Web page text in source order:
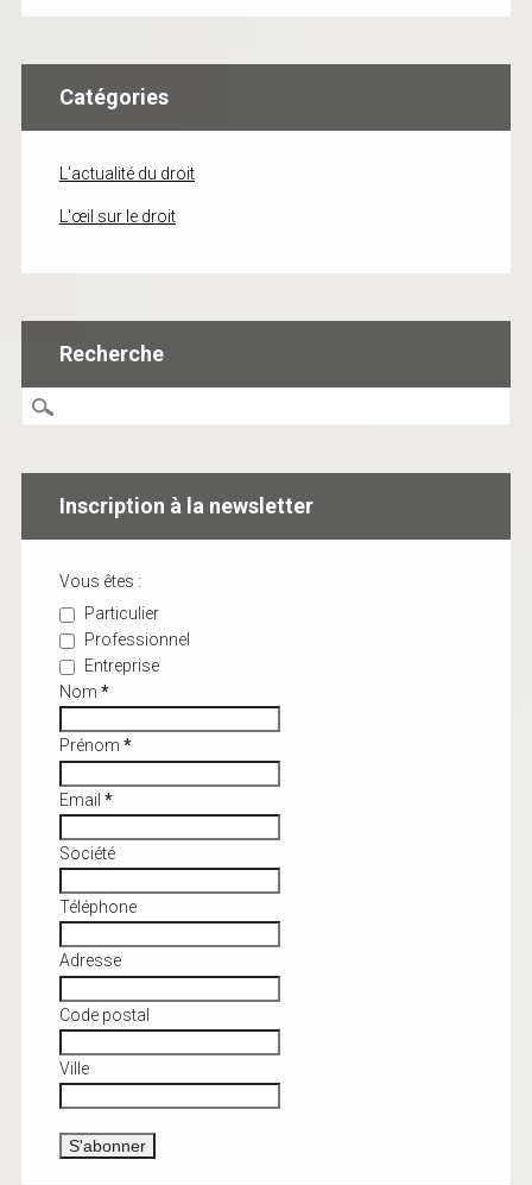
Catégories
L'actualité du droit
L'œil sur le droit
Recherche
Inscription à la newsletter
Vous êtes :
Particulier
Professionnel
Entreprise
Nom *
Prénom *
Email *
Société
Téléphone
Adresse
Code postal
Ville